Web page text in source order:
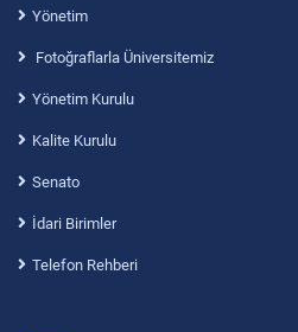
Yönetim
Fotoğraflarla Üniversitemiz
Yönetim Kurulu
Kalite Kurulu
Senato
İdari Birimler
Telefon Rehberi